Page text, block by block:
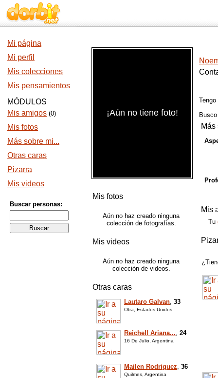
Mi página
Mi perfil
Mis colecciones
Mis pensamientos
MÓDULOS
Mis amigos (0)
Mis fotos
Más sobre mi...
Otras caras
Pizarra
Mis videos
Buscar personas:
¡Aún no tiene foto!
Mis fotos
Aún no haz creado ninguna
colección de fotografías.
Mis videos
Aún no haz creado ninguna
colección de videos.
Otras caras
Lautaro Galvan, 33
Otra, Estados Unidos
Reichell Ariana..., 24
16 De Julio, Argentina
Mailen Rodriguez, 36
Quilmes, Argentina
Tengo
Más
Mis
Tu